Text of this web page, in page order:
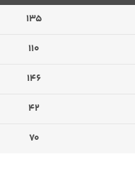
135
110
146
42
70